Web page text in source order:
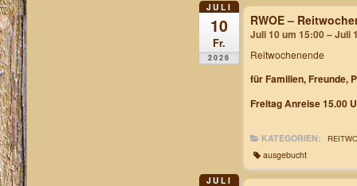
JULI
10
Fr.
2026
RWOE –
Juli 10 um 15:00 – Juli
Reitwochenende
für Familien, Freunde,
Freitag Anreise 15.00
KATEGORIEN:
ausgebucht
JULI